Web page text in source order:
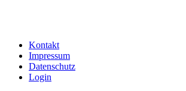
Kontakt
Impressum
Datenschutz
Login